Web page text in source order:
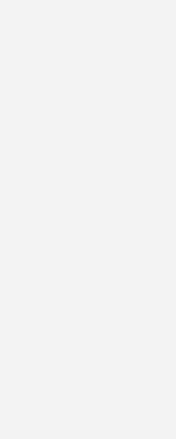
neben dem
DWV, DVGW, FNB
SH, HYPOS, WAB,
maximiert
Positionspapier
Sie
Offshore-
intelligente
nutzen,